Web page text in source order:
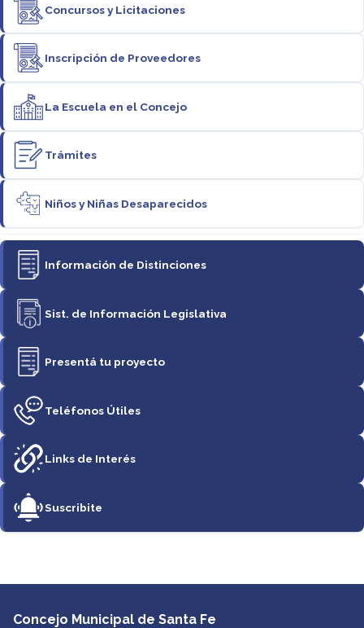
Concursos y Licitaciones
Inscripción de Proveedores
La Escuela en el Concejo
Trámites
Niños y Niñas Desaparecidos
Información de Distinciones
Sist. de Información Legislativa
Presentá tu proyecto
Teléfonos Útiles
Links de Interés
Suscribite
Concejo Municipal de Santa Fe